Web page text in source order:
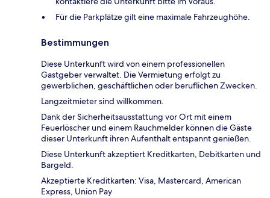
Für die Parkplätze gilt eine maximale Fahrzeughöhe.
Bestimmungen
Diese Unterkunft wird von einem professionellen
Gastgeber verwaltet. Die Vermietung erfolgt zu
gewerblichen, geschäftlichen oder beruflichen Zwecken.
Langzeitmieter sind willkommen.
Dank der Sicherheitsausstattung vor Ort mit einem
Feuerlöscher und einem Rauchmelder können die Gäste
dieser Unterkunft ihren Aufenthalt entspannt genießen.
Diese Unterkunft akzeptiert Kreditkarten, Debitkarten und
Bargeld.
Akzeptierte Kreditkarten: Visa, Mastercard, American
Express, Union Pay